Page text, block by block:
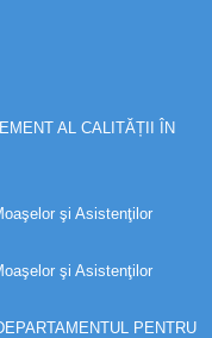
AL CALITĂȚII ÎN
şi Asistenţilor
şi Asistenţilor
PENTRU